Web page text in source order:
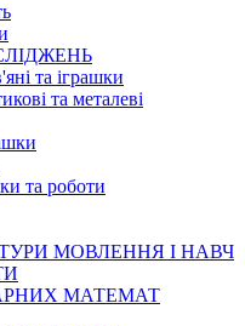
та іграшки
та металеві
та роботи
МОВЛЕННЯ І НАВЧ
МАТЕМАТ